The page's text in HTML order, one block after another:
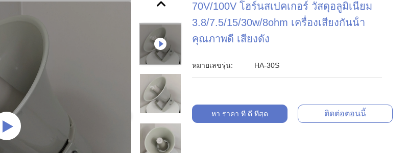
70V/100V โฮร์นสเปคเกอร์ วัสดุอลูมิเนียม
3.8/7.5/15/30w/8ohm เครื่องเสียงกันน้ํา
คุณภาพดี เสียงดัง
หมายเลขรุ่น: HA-30S
หา ราคา ที่ ดี ที่สุด ติดต่อตอนนี้